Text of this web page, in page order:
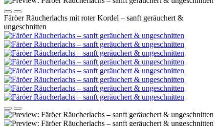
Färöer Räucherlachs mit roter Kordel – sanft geräuchert &
ungeschnitten